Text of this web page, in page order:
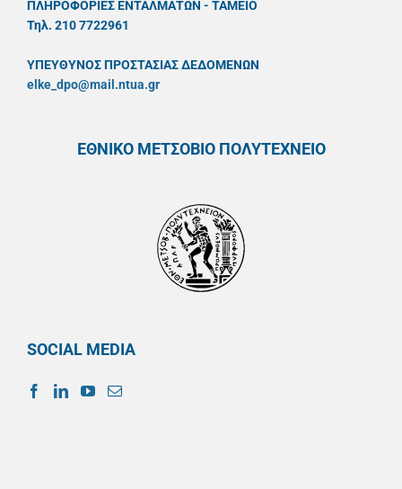
ΠΛΗΡΟΦΟΡΙΕΣ ΕΝΤΑΛΜΑΤΩΝ - ΤΑΜΕΙΟ
Τηλ. 210 7722961
ΥΠΕΥΘYΝΟΣ ΠΡΟΣΤΑΣΙΑΣ ΔΕΔΟΜΕΝΩΝ
elke_dpo@mail.ntua.gr
ΕΘΝΙΚΟ ΜΕΤΣΟΒΙΟ ΠΟΛΥΤΕΧΝΕΙΟ
SOCIAL MEDIA